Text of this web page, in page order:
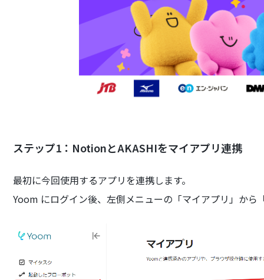
ステップ1：NotionとAKASHIをマイアプリ連携
最初に今回使用するアプリを連携します。
Yoom にログイン後、左側メニューの「マイアプリ」か